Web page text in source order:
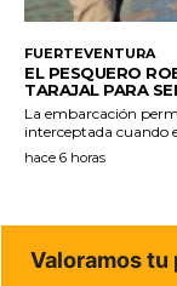
FUERTEVENTURA
EL PESQUERO
TARAJAL PARA
La embarcación
interceptada cuando
hace 6 horas